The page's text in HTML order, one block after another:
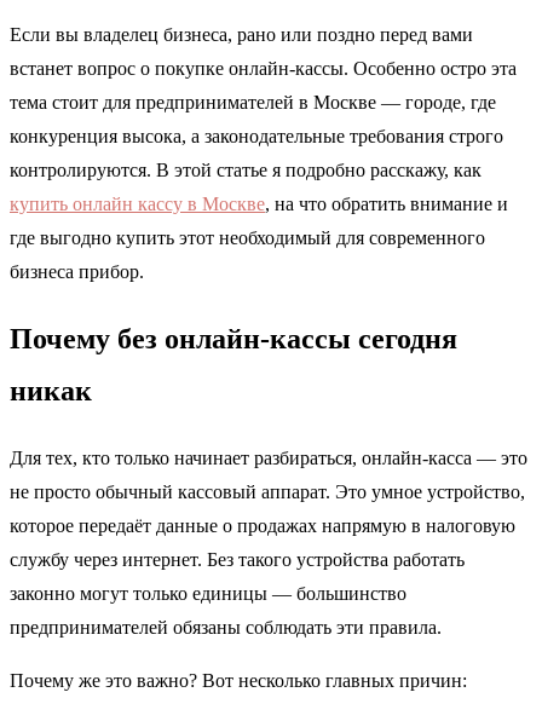
Если вы владелец бизнеса, рано или поздно перед вами
встанет вопрос о покупке онлайн-кассы. Особенно остро эта
тема стоит для предпринимателей в Москве — городе, где
конкуренция высока, а законодательные требования строго
контролируются. В этой статье я подробно расскажу, как
купить онлайн кассу в Москве, на что обратить внимание и
где выгодно купить этот необходимый для современного
бизнеса прибор.
Почему без онлайн-кассы сегодня
никак
Для тех, кто только начинает разбираться, онлайн-касса — это
не просто обычный кассовый аппарат. Это умное устройство,
которое передаёт данные о продажах напрямую в налоговую
службу через интернет. Без такого устройства работать
законно могут только единицы — большинство
предпринимателей обязаны соблюдать эти правила.
Почему же это важно? Вот несколько главных причин: